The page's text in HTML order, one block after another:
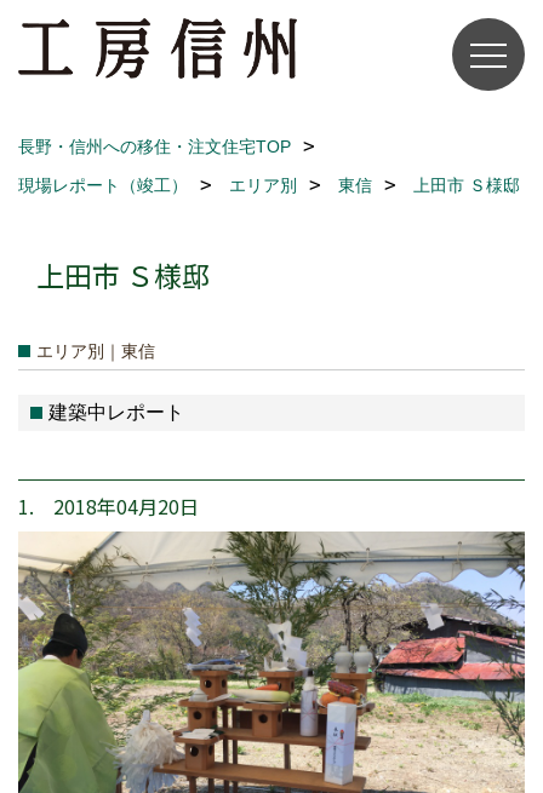
長野・信州への移住・注文住宅TOP
現場レポート（竣工）
エリア別 東信 上田市 Ｓ様邸
上田市 Ｓ様邸
エリア別｜東信
建築中レポート
1. 2018年04月20日